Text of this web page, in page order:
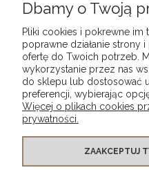
POKAŻ PEŁNĄ
Sklep
Dbamy o Twoją
Pliki cookies i pokrewne im
poprawne działanie strony
ofertę do Twoich potrzeb.
wykorzystanie przez nas
do sklepu lub dostosować
preferencji, wybierając
Więcej o plikach cookies
prywatności.
ZAAKCEPTUJ